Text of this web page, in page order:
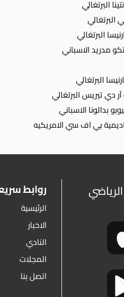
روابط
الرئيسية
الاخبار
النادي
المجلات
اتصل بنا